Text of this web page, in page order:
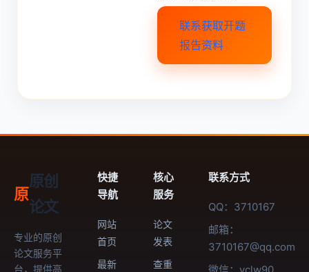
联系获取开题
报告资料
原
原创
论文
专业的原创
论文服务平
台，提供高
快捷
导航
网站
首页
最新
核心
服务
论文
发表
查重
联系方式
QQ：3710167
邮箱：
3710167@qq.com